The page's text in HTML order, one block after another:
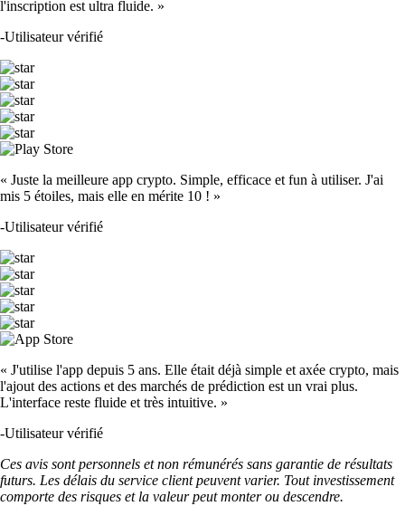
l'inscription est ultra fluide. »
-Utilisateur vérifié
« Juste la meilleure app crypto. Simple, efficace et fun à utiliser. J'ai
mis 5 étoiles, mais elle en mérite 10 ! »
-Utilisateur vérifié
« J'utilise l'app depuis 5 ans. Elle était déjà simple et axée crypto, mais
l'ajout des actions et des marchés de prédiction est un vrai plus.
L'interface reste fluide et très intuitive. »
-Utilisateur vérifié
Ces avis sont personnels et non rémunérés sans garantie de résultats
futurs. Les délais du service client peuvent varier. Tout investissement
comporte des risques et la valeur peut monter ou descendre.